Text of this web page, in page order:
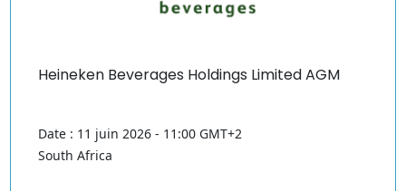
Heineken Beverages Holdings Limited AGM
Date : 11 juin 2026 - 11:00 GMT+2
South Africa